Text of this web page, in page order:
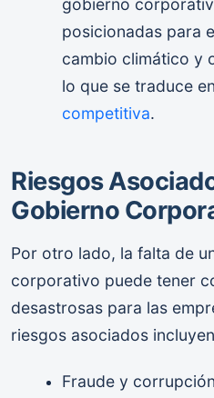
posicionadas para
cambio climático y
lo que se traduce
competitiva.
Riesgos
Gobierno
Por otro lado, la falta de
corporativo puede tener
desastrosas para las
riesgos asociados
Fraude y